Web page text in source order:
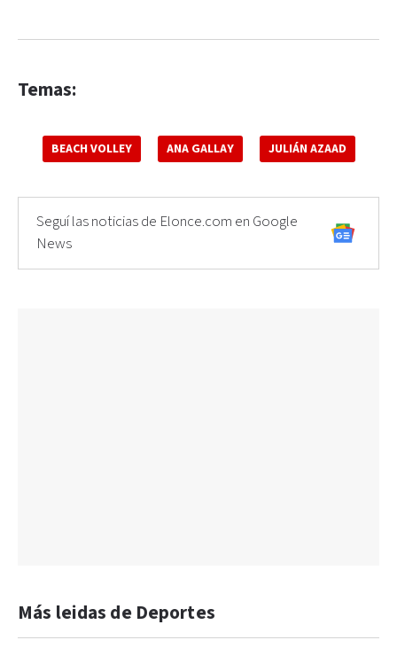
Temas:
BEACH VOLLEY ANA GALLAY JULIÁN AZAAD
Seguí las noticias de Elonce.com en Google
News
Más leidas de Deportes